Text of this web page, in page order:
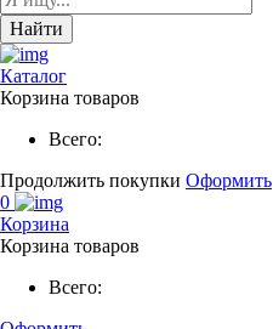
Найти
Каталог
Корзина товаров
Всего:
Продолжить покупки Оформить
0
Корзина
Корзина товаров
Всего: